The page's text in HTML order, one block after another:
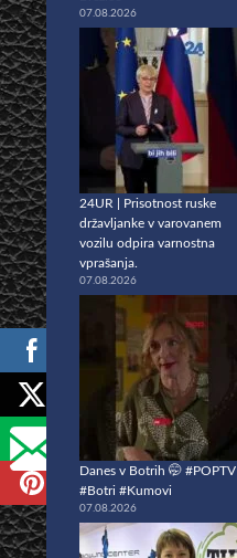
07.08.2026
24UR | Prisotnost ruske
državljanke v varovanem
vozilu odpira varnostna
vprašanja.
07.08.2026
Danes v Botrih 🤭 #POPTV
#Botri #Kumovi
07.08.2026